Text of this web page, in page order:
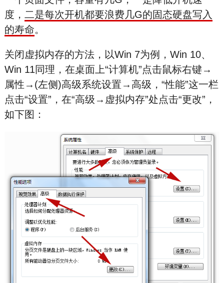
度， 二是每次开机都要浪费几G的固态硬盘写入
的寿命。
关闭虚拟内存的方法，以Win 7为例，Win 10、
Win 11同理，在桌面上“计算机”点击鼠标右键→
属性→(左侧)高级系统设置→高级，“性能”这一栏
点击“设置”，在“高级→虚拟内存”处点击“更改”，
如下图：